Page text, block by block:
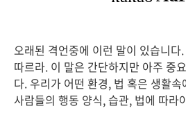
오래된 격언중에 이런 말이 있습니다
따르라. 이 말은 간단하지만 아주 중
다. 우리가 어떤 환경, 법 혹은 생활
사람들의 행동 양식, 습관, 법에 따라